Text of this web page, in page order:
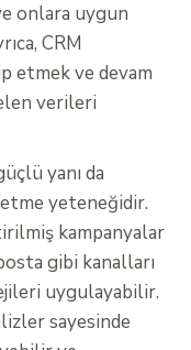
onlara uygun
CRM
etmek ve devam
verileri
yanı da
yeteneğidir.
kampanyalar
gibi kanalları
uygulayabilir.
sayesinde